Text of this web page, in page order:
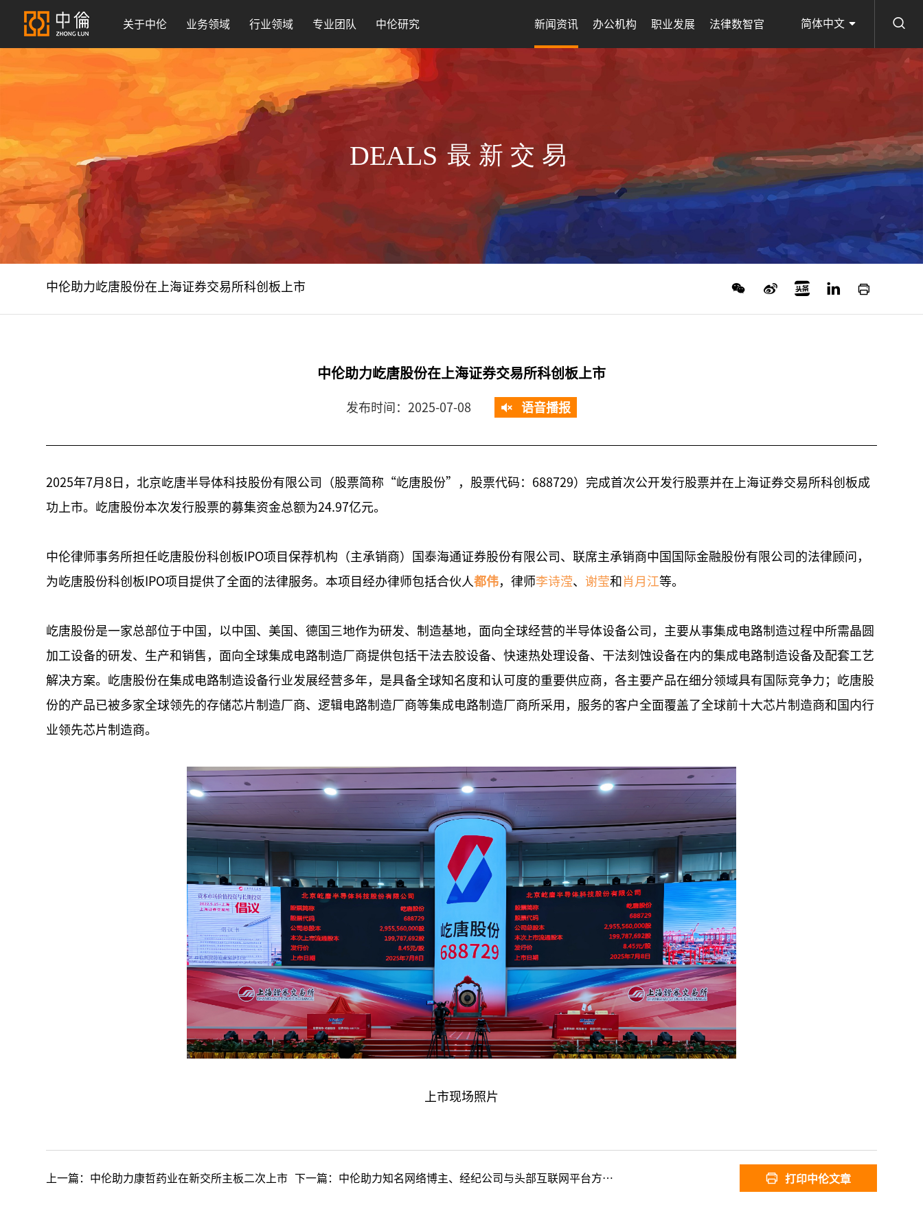
关于中伦 业务领域 行业领域 专业团队 中伦研究 新闻资讯 办公机构 职业发展 法律数智官 简体中文
DEALS 最新交易
中伦助力屹唐股份在上海证券交易所科创板上市
中伦助力屹唐股份在上海证券交易所科创板上市
发布时间：2025-07-08 语音播报
2025年7月8日，北京屹唐半导体科技股份有限公司（股票简称“屹唐股份”，股票代码：688729）完成首次公开发行股票并在上海证券交易所科创板成
功上市。屹唐股份本次发行股票的募集资金总额为24.97亿元。
中伦律师事务所担任屹唐股份科创板IPO项目保荐机构（主承销商）国泰海通证券股份有限公司、联席主承销商中国国际金融股份有限公司的法律顾问，
为屹唐股份科创板IPO项目提供了全面的法律服务。本项目经办律师包括合伙人都伟，律师李诗滢、 谢莹和 肖月江等。
屹唐股份是一家总部位于中国，以中国、美国、德国三地作为研发、制造基地，面向全球经营的半导体设备公司，主要从事集成电路制造过程中所需晶圆
加工设备的研发、生产和销售，面向全球集成电路制造厂商提供包括干法去胶设备、快速热处理设备、干法刻蚀设备在内的集成电路制造设备及配套工艺
解决方案。屹唐股份在集成电路制造设备行业发展经营多年，是具备全球知名度和认可度的重要供应商，各主要产品在细分领域具有国际竞争力；屹唐股
份的产品已被多家全球领先的存储芯片制造厂商、逻辑电路制造厂商等集成电路制造厂商所采用，服务的客户全面覆盖了全球前十大芯片制造商和国内行
业领先芯片制造商。
上市现场照片
上一篇： 中伦助力康哲药业在新交所主板二次上市 下一篇： 中伦助力知名网络博主、经纪公司与头部互联网平台方达成独家经纪分约协议 打印中伦文章